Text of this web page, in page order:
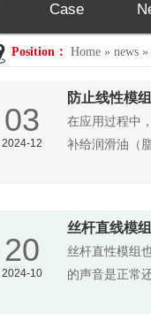
Case
Position： Home » news »
03
2024-12
防止线性模
在应用过程中
补给润滑油（
20
2024-10
丝杆直线模
丝杆直性模组
的声音是正常